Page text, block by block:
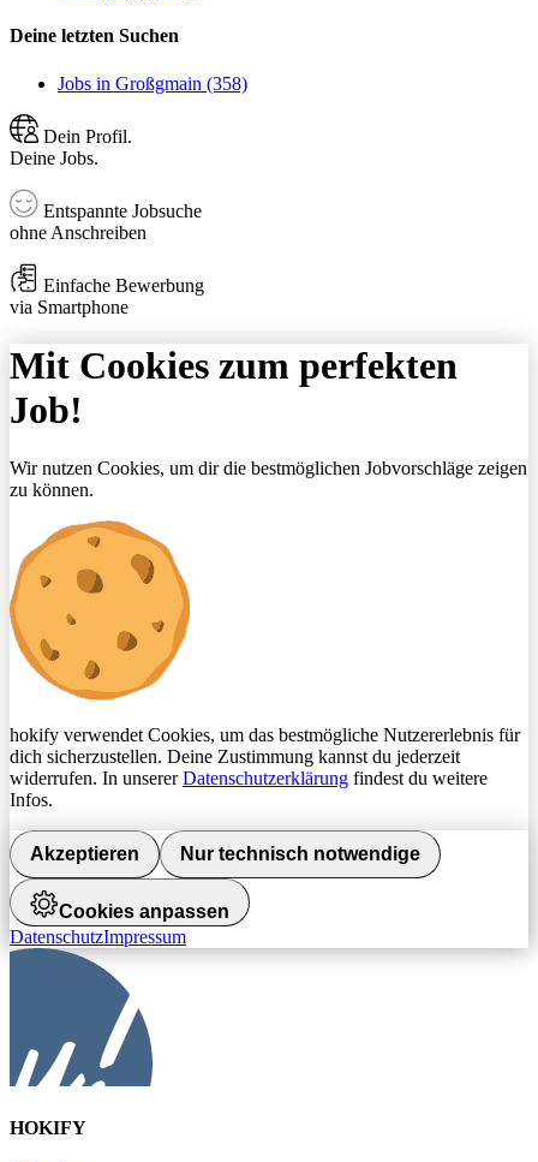
Deine letzten Suchen
Jobs in Großgmain (358)
Dein Profil.
Deine Jobs.
Entspannte Jobsuche
ohne Anschreiben
Einfache Bewerbung
via Smartphone
Mit Cookies zum perfekten
Job!
Wir nutzen Cookies, um dir die bestmöglichen Jobvorschläge zeigen
zu können.
hokify verwendet Cookies, um das bestmögliche Nutzererlebnis für
dich sicherzustellen. Deine Zustimmung kannst du jederzeit
widerrufen. In unsererDatenschutzerklärung findest du weitere
Infos.
Akzeptieren Nur technisch notwendige
Cookies anpassen
DatenschutzImpressum
HOKIFY